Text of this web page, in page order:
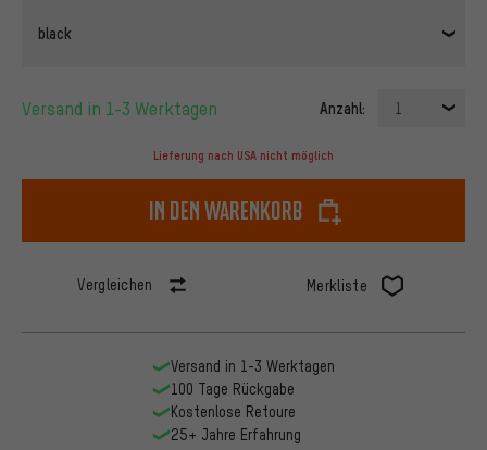
black
Versand in 1-3 Werktagen Anzahl: 1
Lieferung nach USA nicht möglich
In den Warenkorb
Vergleichen Merkliste
Versand in 1-3 Werktagen
100 Tage Rückgabe
Kostenlose Retoure
25+ Jahre Erfahrung